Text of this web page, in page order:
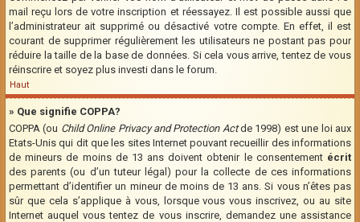
mail reçu lors de votre inscription et réessayez. Il est possible aussi que
l’administrateur ait supprimé ou désactivé votre compte. En effet, il est
courant de supprimer régulièrement les utilisateurs ne postant pas pour
réduire la taille de la base de données. Si cela vous arrive, tentez de vous
réinscrire et soyez plus investi dans le forum.
Haut
» Que signifie COPPA?
COPPA (ou Child Online Privacy and Protection Actde 1998) est une loi aux
Etats-Unis qui dit que les sites Internet pouvant recueillir des informations
de mineurs de moins de 13 ans doivent obtenir le consentement écrit
des parents (ou d’un tuteur légal) pour la collecte de ces informations
permettant d’identifier un mineur de moins de 13 ans. Si vous n’êtes pas
sûr que cela s’applique à vous, lorsque vous vous inscrivez, ou au site
Internet auquel vous tentez de vous inscrire, demandez une assistance